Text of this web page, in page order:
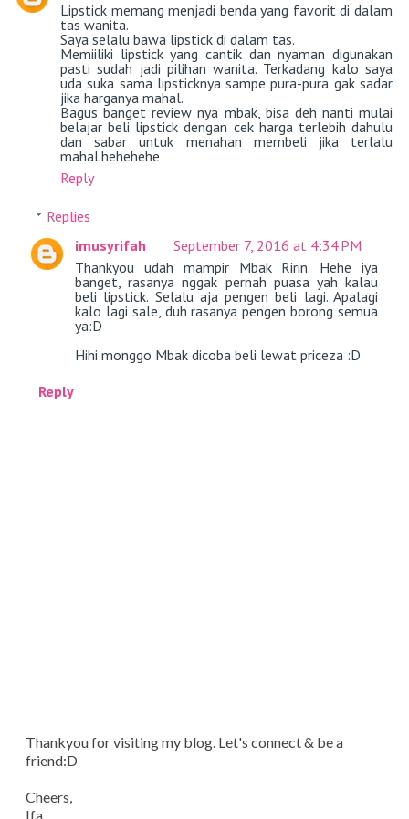
Lipstick memang menjadi benda yang favorit di dalam
tas wanita.
Saya selalu bawa lipstick di dalam tas.
Memiiliki lipstick yang cantik dan nyaman digunakan
pasti sudah jadi pilihan wanita. Terkadang kalo saya
uda suka sama lipsticknya sampe pura-pura gak sadar
jika harganya mahal.
Bagus banget review nya mbak, bisa deh nanti mulai
belajar beli lipstick dengan cek harga terlebih dahulu
dan sabar untuk menahan membeli jika terlalu
mahal.hehehehe
Reply
Replies
imusyrifah
September 7, 2016 at 4:34 PM
Thankyou udah mampir Mbak Ririn. Hehe iya
banget, rasanya nggak pernah puasa yah kalau
beli lipstick. Selalu aja pengen beli lagi. Apalagi
kalo lagi sale, duh rasanya pengen borong semua
ya:D
Hihi monggo Mbak dicoba beli lewat priceza :D
Reply
Thankyou for visiting my blog. Let's connect & be a
friend:D
Cheers,
Ifa